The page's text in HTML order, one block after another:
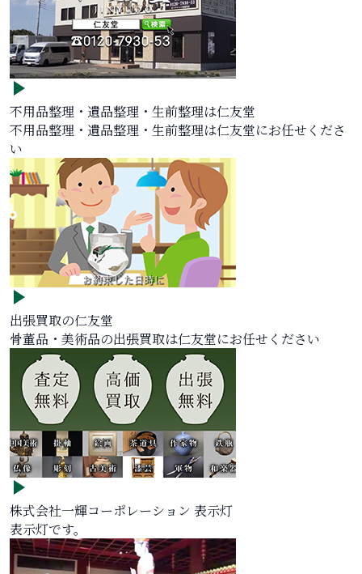
不用品整理・遺品整理・生前整理は仁友堂
不用品整理・遺品整理・生前整理は仁友堂にお任せくださ
い
出張買取の仁友堂
骨董品・美術品の出張買取は仁友堂にお任せください
株式会社一輝コーポレーション 表示灯
表示灯です。